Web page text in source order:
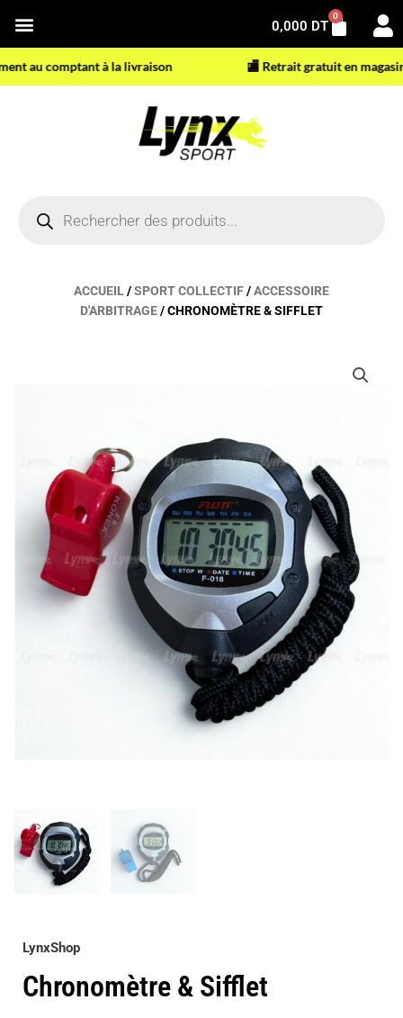
contenu
0,000 DT
0
Panier
au comptant à la livraison 🏬 Retrait gratuit en magasin
produits
ACCUEIL/SPORT COLLECTIF/ACCESSOIRE
D'ARBITRAGE/ CHRONOMÈTRE & SIFFLET
LynxShop
Chronomètre & Sifflet